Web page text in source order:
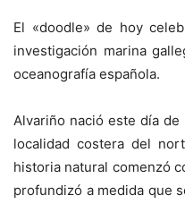
El «doodle» de hoy
investigación marina
oceanografía española.
Alvariño nació este día de
localidad costera del
historia natural comenzó
profundizó a medida que